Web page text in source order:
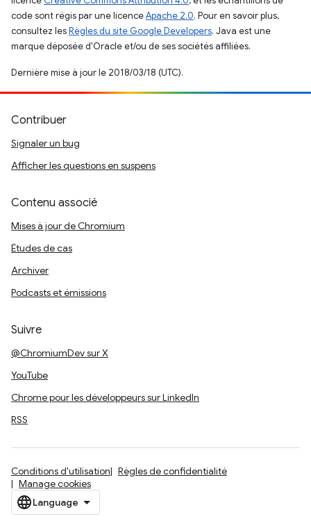
code sont régis par une licenceApache 2.0. Pour en savoir plus,
consultez lesRègles du site Google Developers. Java est une
marque déposée d'Oracle et/ou de ses sociétés affiliées.
Dernière mise à jour le 2018/03/18 (UTC).
Contribuer
Signaler un bug
Afficher les questions en suspens
Contenu associé
Mises à jour de Chromium
Études de cas
Archiver
Podcasts et émissions
Suivre
@ChromiumDev sur X
YouTube
Chrome pour les développeurs sur LinkedIn
RSS
Conditions d'utilisation
Règles de confidentialité
Manage cookies